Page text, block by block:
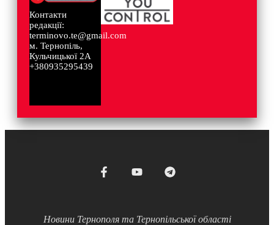
Контакти
редакції:
terminovo.te@gmail.com
м. Тернопіль,
Кульчицької 2А
+380935295439
Новини Тернополя та Тернопільської області